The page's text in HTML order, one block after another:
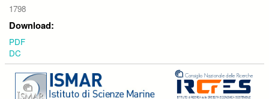
1798
Download:
PDF
DC